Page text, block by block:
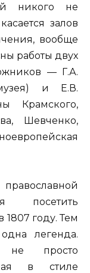
никого не
залов
вообще
работы двух
— Г.А.
и Е.В.
Крамского,
Шевченко,
посетить
году. Тем
легенда.
не просто
в стиле